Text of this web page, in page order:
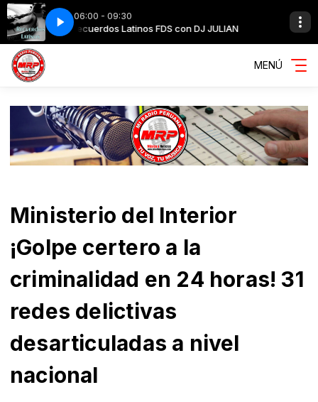
06:00 - 09:30
Recuerdos Latinos FDS con DJ JULIAN
Fer Reyna Solo Amar [Oficial Audio
MENÚ
Ministerio del Interior
¡Golpe certero a la
criminalidad en 24 horas! 31
redes delictivas
desarticuladas a nivel
nacional